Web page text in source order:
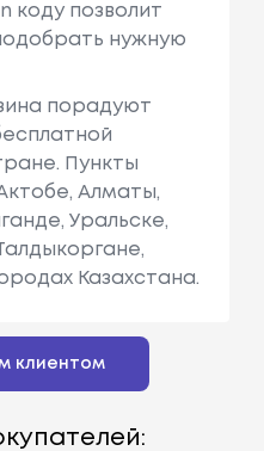
коду позволит
нужную
порадуют
Пункты
Алматы,
Уральске,
Казахстана.
клиентом